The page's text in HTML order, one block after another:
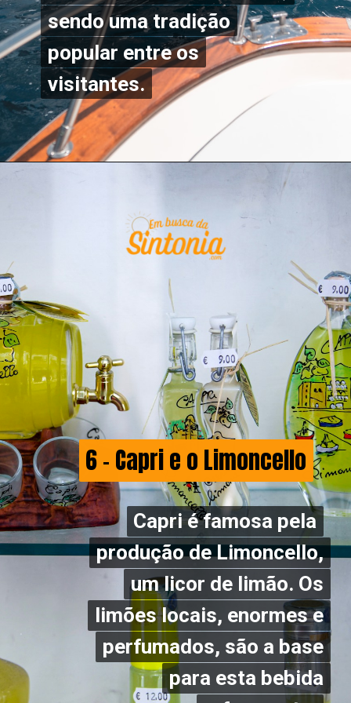
sendo uma tradição
popular entre os
visitantes.
sendo uma tradição
popular entre os
visitantes.
6 - Capri e o Limoncello
6 - Capri e o Limoncello
Capri é famosa pela
produção de Limoncello,
um licor de limão. Os
limões locais, enormes e
perfumados, são a base
para esta bebida
Capri é famosa pela
produção de Limoncello,
um licor de limão. Os
limões locais, enormes e
perfumados, são a base
para esta bebida